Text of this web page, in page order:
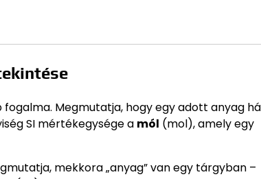
Megmutatja, hogy egy adott anyag
SI mértékegysége a mól (mol), amely egy
mekkora „anyag” van egy tárgyban –